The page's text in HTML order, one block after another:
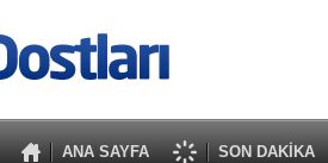
ANA SAYFA SON DAKİKA